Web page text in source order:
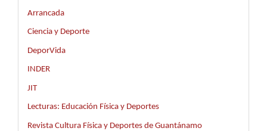
Arrancada
Ciencia y Deporte
DeporVida
INDER
JIT
Lecturas: Educación Física y Deportes
Revista Cultura Física y Deportes de Guantánamo